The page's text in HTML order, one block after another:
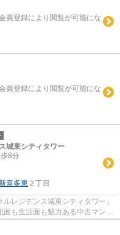
員登録により閲覧が可能にな
員登録により閲覧が可能にな
城東シティタワー
歩8分
喜多東 ２丁目
レジデンス城東シティタワー」
も生活面も魅力ある中古マンシ
で...